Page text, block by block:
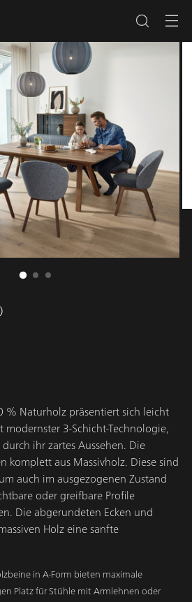
% Naturholz präsentiert sich leicht
modernster 3-Schicht-Technologie,
ihr zartes Aussehen. Die
komplett aus Massivholz. Diese sind
auch im ausgezogenen Zustand
oder greifbare Profile
Die abgerundeten Ecken und
Holz eine sanfte
in A-Form bieten maximale
Platz für Stühle mit Armlehnen oder